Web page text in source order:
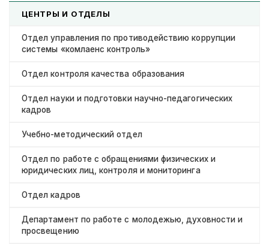
ЦЕНТРЫ И ОТДЕЛЫ
Отдел управления по противодействию коррупции
системы «комлаенс контроль»
Отдел контроля качества образования
Отдел науки и подготовки научно-педагогических
кадров
Учебно-методический отдел
Отдел по работе с обращениями физических и
юридических лиц, контроля и мониторинга
Отдел кадров
Департамент по работе с молодежью, духовности и
просвещению